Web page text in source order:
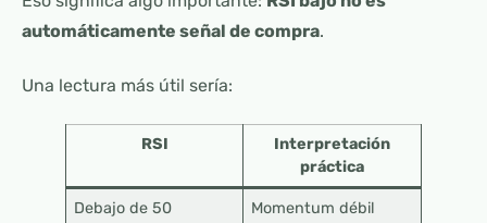
automáticamente señal de compra.
Una lectura más útil sería:
RSI
Interpretación
práctica
Debajo de 50 Momentum débil